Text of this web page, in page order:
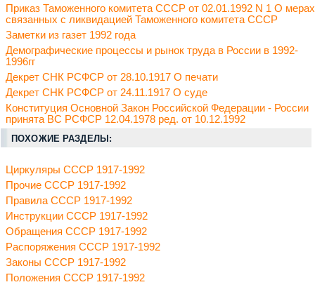
Приказ Таможенного комитета СССР от 02.01.1992 N 1 О
связанных с ликвидацией Таможенного комитета СССР
Заметки из газет 1992 года
Демографические процессы и рынок труда в России в 1992-
1996гг
Декрет СНК РСФСР от 28.10.1917 О печати
Декрет СНК РСФСР от 24.11.1917 О суде
Конституция Основной Закон Российской Федерации - России
принята ВС РСФСР 12.04.1978 ред. от 10.12.1992
ПОХОЖИЕ РАЗДЕЛЫ:
Циркуляры СССР 1917-1992
Прочие СССР 1917-1992
Правила СССР 1917-1992
Инструкции СССР 1917-1992
Обращения СССР 1917-1992
Распоряжения СССР 1917-1992
Законы СССР 1917-1992
Положения СССР 1917-1992